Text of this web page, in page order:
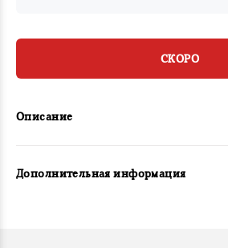
СКОРО
Описание
Дополнительная информация